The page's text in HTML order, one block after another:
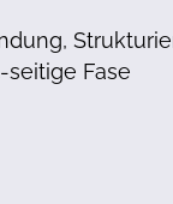
Fase